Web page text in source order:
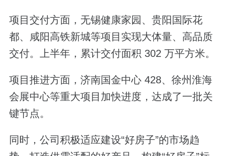
项目交付方面，无锡健康家园、贵阳国际花
都、咸阳高铁新城等项目实现大体量、高品质
交付。上半年，累计交付面积 302 万平方米。
项目推进方面，济南国金中心 428、徐州淮海
会展中心等重大项目加快进度，达成了一批关
键节点。
同时，公司积极适应建设“好房子”的市场趋